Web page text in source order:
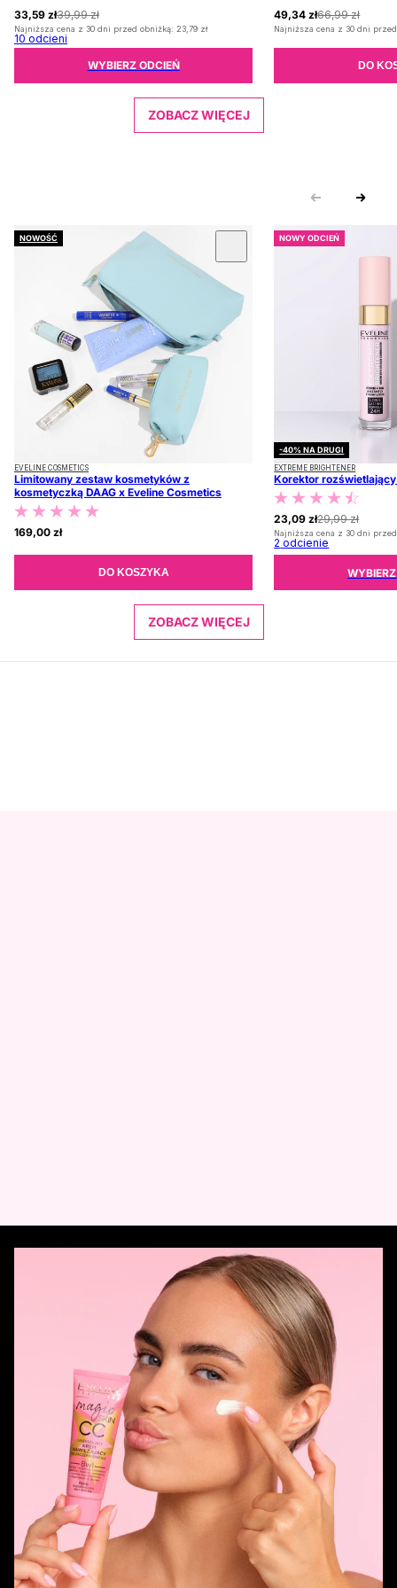
39,99 zł
33,59 zł
Najniższa cena z 30 dni przed obniżką: 23,79 zł
10 odcieni
WYBIERZ ODCIEŃ
66,99 zł
49,34 zł
Najniższa cena z 30 dni
DO
ZOBACZ WIĘCEJ
NOWOŚĆ
EVELINE COSMETICS
Limitowany zestaw kosmetyków z
kosmetyczką DAAG x Eveline Cosmetics
169,00 zł
DO KOSZYKA
NOWY ODCIEŃ
-40% NA DRUGI
EXTREME BRIGHTENER
Korektor
29,99 zł
23,09 zł
Najniższa cena z 30 dni
2 odcienie
ZOBACZ WIĘCEJ